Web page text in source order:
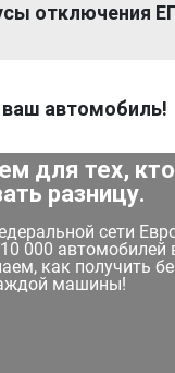
отключения
ваш автомобиль!
для тех,
разницу.
сети
000 автомобилей
как получить
машины!